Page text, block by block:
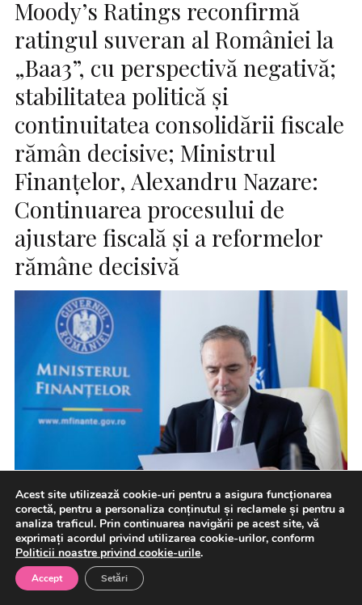
Moody’s Ratings reconfirmă
ratingul suveran al României la
„Baa3”, cu perspectivă negativă;
stabilitatea politică și
continuitatea consolidării fiscale
rămân decisive; Ministrul
Finanțelor, Alexandru Nazare:
Continuarea procesului de
ajustare fiscală și a reformelor
rămâne decisivă
Agenția internațională de evaluare financiară Moody’s
Ratings a reconfirmat azi ratingul suveran al României la
nivelul „Baa3”, menținând […]
Acest site utilizează cookie-uri pentru a asigura funcționarea
corectă, pentru a personaliza conținutul și reclamele și pentru a
analiza traficul. Prin continuarea navigării pe acest site, vă
exprimați acordul privind utilizarea cookie-urilor, conform
Politicii noastre privind cookie-urile.
Accept Setări